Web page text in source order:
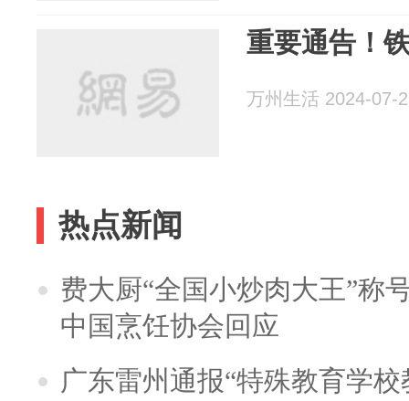
重要通告！
万州生活 2024-07-
热点新闻
费大厨“全国小炒肉大王”称
中国烹饪协会回应
广东雷州通报“特殊教育学